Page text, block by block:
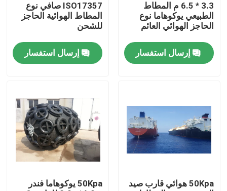
مراقبة الجودة
اتصل بنا
حالات
رفرف يوكوهاما الهوائي
درابزين هوائي مائي
3.3 * 6.5 م المطاط
الطبيعي يوكوهاما نوع
الحاجز الهوائي العائم
إرسال استفسار
ISO17357 صافي نوع
المطاط الهوائية الحاجز
للشحن
إرسال استفسار
50Kpa هوائي قارب صيد
50Kpa يوكوهاما فندر